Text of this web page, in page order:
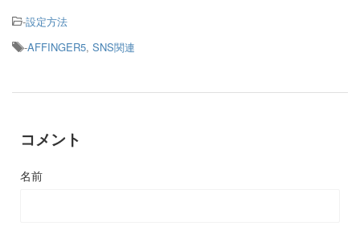
-設定方法
-AFFINGER5, SNS関連
コメント
名前